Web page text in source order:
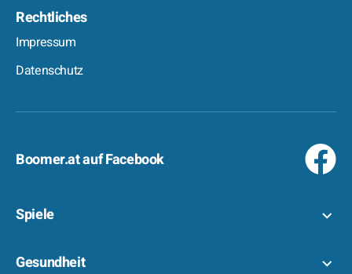
Rechtliches
Impressum
Datenschutz
Boomer.at auf Facebook
Spiele
Gesundheit